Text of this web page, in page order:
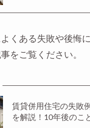
くある失敗や後悔
をご覧ください。
賃貸併用住宅の失敗
を解説！10年後のこ